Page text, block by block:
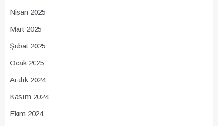
Nisan 2025
Mart 2025
Şubat 2025
Ocak 2025
Aralık 2024
Kasım 2024
Ekim 2024